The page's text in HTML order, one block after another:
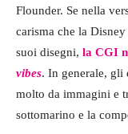
Flounder. Se nella
carisma che la
suoi disegni, la CGI
vibes. In generale,
molto da immagini e
sottomarino e la